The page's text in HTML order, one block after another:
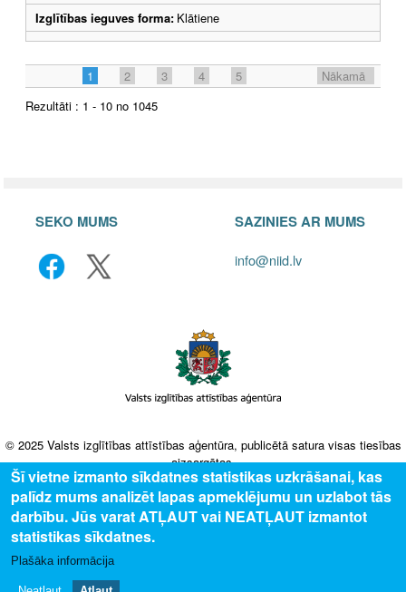
Izglītības ieguves forma: Klātiene
1 2 3 4 5
Nākamā
Rezultāti : 1 - 10 no 1045
SEKO MUMS SAZINIES AR MUMS
info@niid.lv
© 2025 Valsts izglītības attīstības aģentūra, publicētā satura visas tiesības
aizsargātas.
Šī vietne izmanto sīkdatnes statistikas uzkrāšanai, kas
palīdz mums analizēt lapas apmeklējumu un uzlabot tās
darbību. Jūs varat ATĻAUT vai NEATĻAUT izmantot
statistikas sīkdatnes.
Plašāka informācija